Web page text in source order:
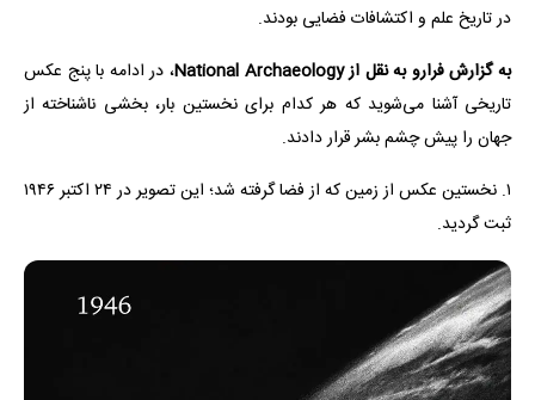
در تاریخ علم و اکتشافات فضایی بودند.
به گزارش فرارو به نقل از National Archaeology
، در ادامه با پنج عکس
تاریخی آشنا می‌‌شوید که هر کدام برای نخستین بار، بخشی ناشناخته از
جهان را پیش چشم بشر قرار دادند.
۱. نخستین عکس از زمین که از فضا گرفته شد؛ این تصویر در ۲۴ اکتبر ۱۹۴۶
ثبت گردید.